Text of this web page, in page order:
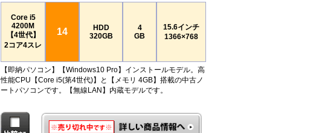
Core i5
4200M
【4世代】
2コア4スレ
14
HDD
320GB
4
GB
15.6インチ
1366×768
【即納パソコン】【Windows10 Pro】インストールモデル。高
性能CPU【Core i5(第4世代)】と【メモリ 4GB】搭載の中古ノ
ートパソコンです。【無線LAN】内蔵モデルです。